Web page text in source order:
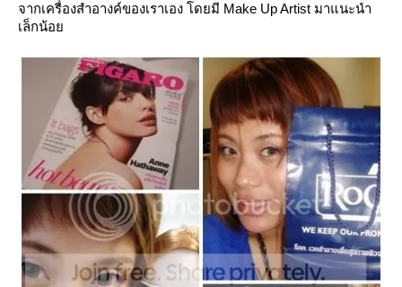
จากเครื่องสำอางค์ของเราเอง โดยมี Make Up Artist มาแนะนำ
เล็กน้อ